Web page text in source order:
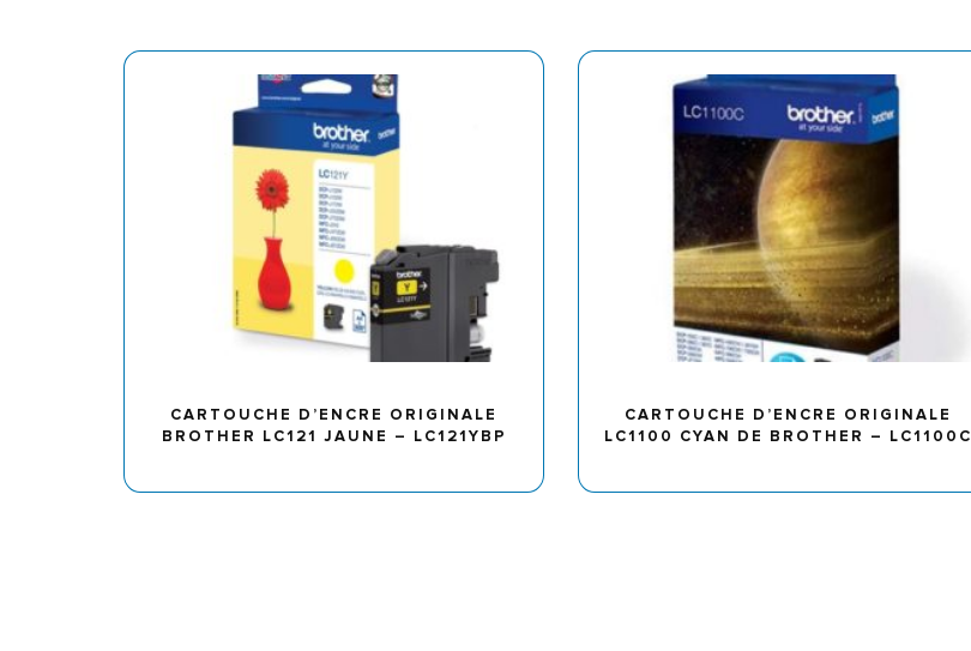
CARTOUCHE D’ENCRE ORIGINALE
BROTHER LC121 JAUNE – LC121YBP
CARTOUCHE D’ENCRE ORIGINALE
LC1100 CYAN DE BROTHER – LC1100C